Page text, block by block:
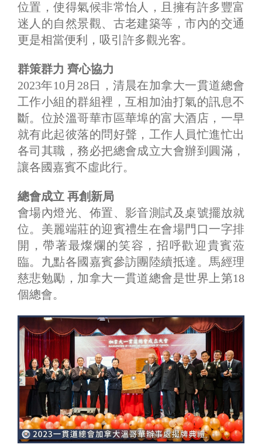
位置，使得氣候非常怡人，且擁有許多豐富
迷人的自然景觀、古老建築等，市內的交通
更是相當便利，吸引許多觀光客。
群策群力 齊心協力
2023年10月28日，清晨在加拿大一貫道總會
工作小組的群組裡，互相加油打氣的訊息不
斷。位於溫哥華市區華埠的富大酒店，一早
就有此起彼落的問好聲，工作人員忙進忙出
各司其職，務必把總會成立大會辦到圓滿，
讓各國嘉賓不虛此行。
總會成立 再創新局
會場內燈光、佈置、影音測試及桌號擺放就
位。美麗端莊的迎賓禮生在會場門口一字排
開，帶著最燦爛的笑容，招呼歡迎貴賓蒞
臨。九點各國嘉賓參訪團陸續抵達。馬經理
慈悲勉勵，加拿大一貫道總會是世界上第18
個總會。